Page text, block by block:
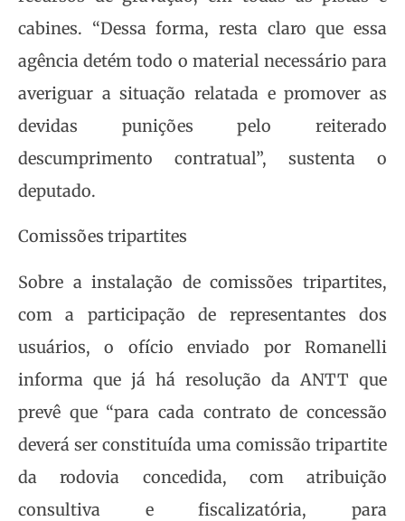
cabines. “Dessa forma, resta claro que essa
agência detém todo o material necessário para
averiguar a situação relatada e promover as
devidas punições pelo reiterado
descumprimento contratual”, sustenta o
deputado.
Comissões tripartites
Sobre a instalação de comissões tripartites,
com a participação de representantes dos
usuários, o ofício enviado por Romanelli
informa que já há resolução da ANTT que
prevê que “para cada contrato de concessão
deverá ser constituída uma comissão tripartite
da rodovia concedida, com atribuição
consultiva e fiscalizatória, para